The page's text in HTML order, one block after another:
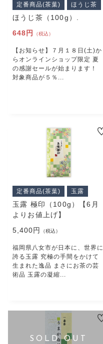
定番商品(茶葉)
ほうじ茶
ほうじ茶（100g）.
648円
（税込）
【お知らせ】７月１８日(土)か
らオンラインショップ限定 夏
の感謝セールが始まります！
対象商品が５％...
定番商品(茶葉) 玉露
玉露 極印（100g）【6月
よりお値上げ】
5,400円
（税込）
福岡県八女市が日本に、世界に
誇る玉露 究極の手間をかけて
生まれた逸品 まさにお茶の芸
術品 玉露の凝縮...